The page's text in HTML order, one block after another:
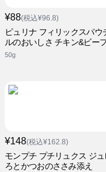
¥88(税込¥96.8)
ピュリナ フィリックスパウ
ルのおいしさ チキン&ビー
50g
¥148(税込¥162.8)
モンプチ プチリュクス ジ
ろとかつおのささみ添え